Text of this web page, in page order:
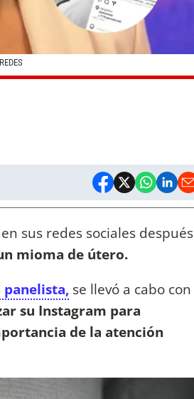
sus redes sociales después
mioma de útero.
panelista, se llevó a cabo con
su Instagram para
de la atención